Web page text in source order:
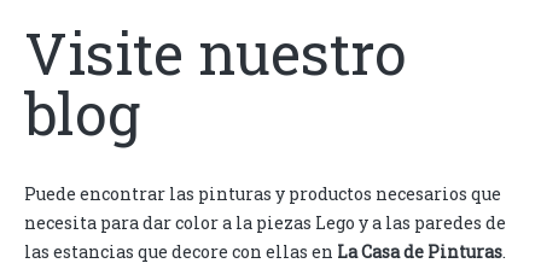
Visite nuestro
blog
Puede encontrar las pinturas y productos necesarios que
necesita para dar color a la piezas Lego y a las paredes de
las estancias que decore con ellas en La Casa de Pinturas.